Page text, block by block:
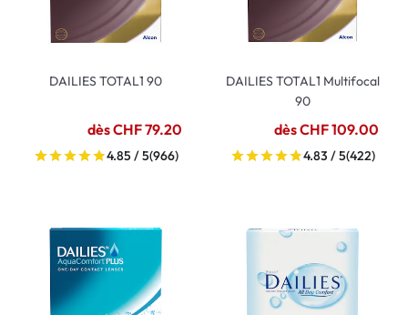
DAILIES TOTAL1 90
dès CHF 79.20
4.85 / 5(966)
DAILIES TOTAL1 Multifocal
90
dès CHF 109.00
4.83 / 5(422)